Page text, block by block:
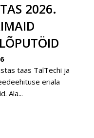
2026.
taas TalTechi ja
eriala
Ala...